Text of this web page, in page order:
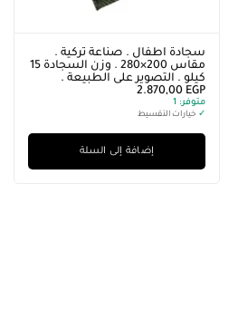
سجادة اطفال . صناعة تركية .
مقاس 200×280 . وزن السجادة 15
كيلو . التصوير على الطبيعة .
2.870,00 EGP
متوفر:
✓ خيارات التقسيط
إضافة إلى السلة